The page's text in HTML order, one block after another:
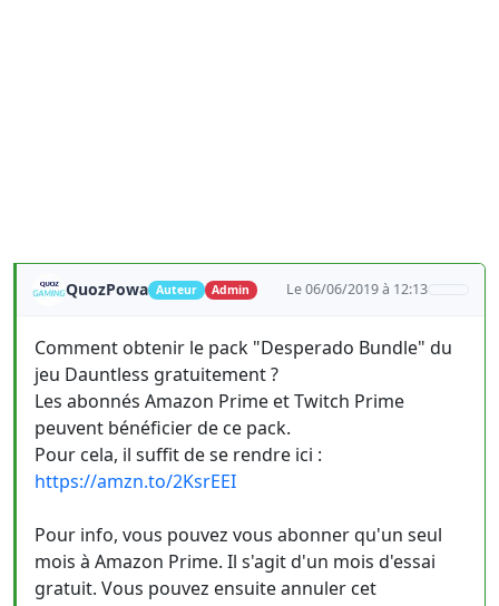
QuozPowa Auteur Admin Le 06/06/2019 à 12:13
Comment obtenir le pack "Desperado Bundle" du
jeu Dauntless gratuitement ?
Les abonnés Amazon Prime et Twitch Prime
peuvent bénéficier de ce pack.
Pour cela, il suffit de se rendre ici :
https://amzn.to/2KsrEEI
Pour info, vous pouvez vous abonner qu'un seul
mois à Amazon Prime. Il s'agit d'un mois d'essai
gratuit. Vous pouvez ensuite annuler cet